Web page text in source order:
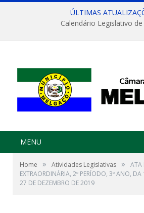
ÚLTIMAS
Calendário Legislativo de
MENU
Home » Atividades Legislativas »
ATA
EXTRAORDINÁRIA, 2º PERÍODO, 3º ANO, DA
27 DE DEZEMBRO DE 2019